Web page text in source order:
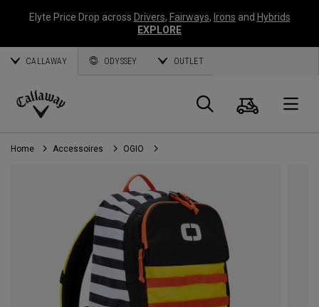
Elyte Price Drop across Drivers, Fairways, Irons and Hybrids
EXPLORE
CALLAWAY ODYSSEY OUTLET
Callaway
Golf
Panier
Home Accessoires OGIO